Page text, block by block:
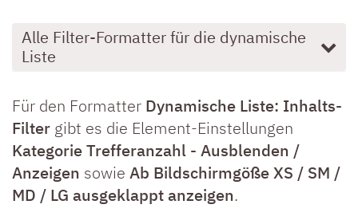
Alle Filter-Formatter für die dynamische
Liste
Für den Formatter Dynamische Liste: Inhalts-
Filter gibt es die Element-Einstellungen
Kategorie Trefferanzahl - Ausblenden /
Anzeigen sowie Ab Bildschirmgöße XS / SM /
MD / LG ausgeklappt anzeigen.